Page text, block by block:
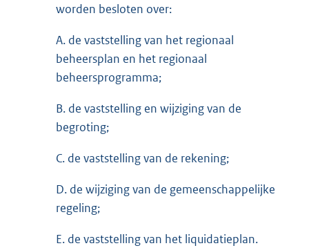
worden besloten over:
A. de vaststelling van het regionaal
beheersplan en het regionaal
beheersprogramma;
B. de vaststelling en wijziging van de
begroting;
C. de vaststelling van de rekening;
D. de wijziging van de gemeenschappelijke
regeling;
E. de vaststelling van het liquidatieplan.